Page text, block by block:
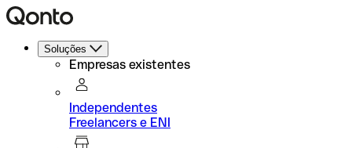
Soluções
Empresas existentes
Independentes
Freelancers e ENI